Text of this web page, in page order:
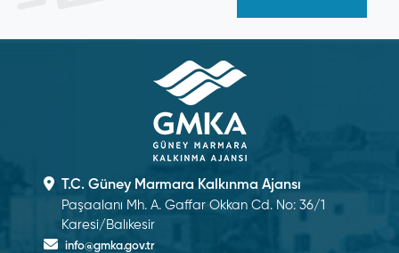
T.C. Güney Marmara Kalkınma Ajansı
Paşaalanı Mh. A. Gaffar Okkan Cd. No: 36/1
Karesi/Balıkesir
info@gmka.gov.tr